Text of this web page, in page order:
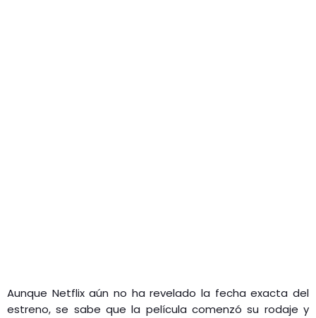
Aunque Netflix aún no ha revelado la fecha exacta del
estreno, se sabe que la película comenzó su rodaje y